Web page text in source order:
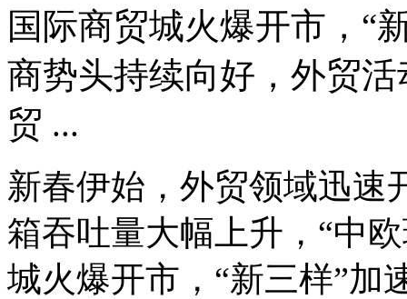
国际商贸城火爆开市，“
商势头持续向好，外贸
贸 ...
新春伊始，外贸领域迅速
箱吞吐量大幅上升，“中
城火爆开市，“新三样”加